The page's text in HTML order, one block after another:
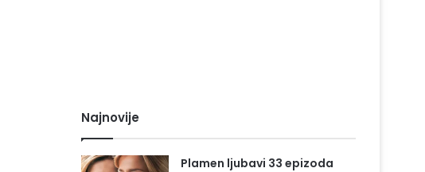
Najnovije
Plamen ljubavi 33 epizoda